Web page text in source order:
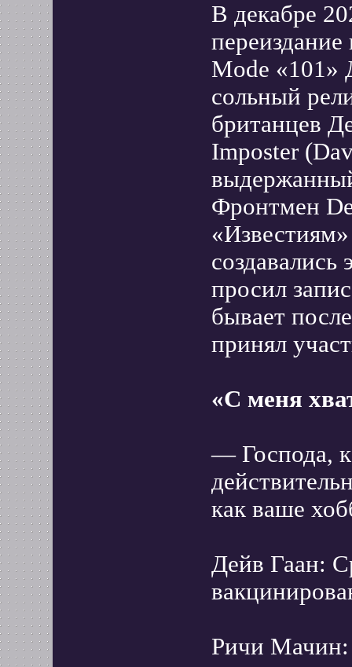
В декабре
Mode «101»
сольный
британцев
Imposter
Фронтмен
просил
бывает
принял
«С меня
— Господа,
как ваше
Дейв Гаан:
Ричи Мачин: